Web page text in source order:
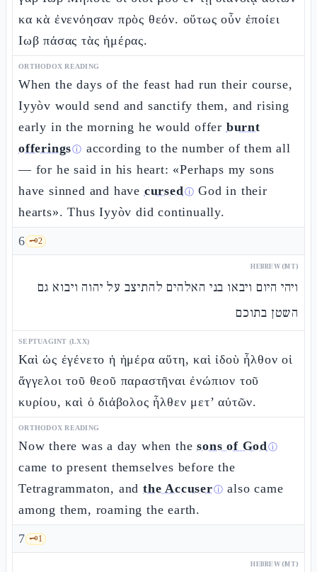
κα κὰ ἐνενόησαν πρὸς θεόν. οὕτως οὖν ἐποίει
Ιωβ πάσας τὰς ἡμέρας.
ORTHODOX READING
When the days of the feast had run their course,
Iyyòv would send and sanctify them, and rising
early in the morning he would offer burnt
offeringsⓘ according to the number of them all
— for he said in his heart: «Perhaps my sons
have sinned and have cursedⓘ God in their
hearts». Thus Iyyòv did continually.
6 🗝️2
HEBREW (MT)
ויהי היום ויבאו בני האלהים להתיצב על יהוה ויבוא גם
השטן בתוכם
SEPTUAGINT (LXX)
Καὶ ὡς ἐγένετο ἡ ἡμέρα αὕτη, καὶ ἰδοὺ ἦλθον οἱ
ἄγγελοι τοῦ θεοῦ παραστῆναι ἐνώπιον τοῦ
κυρίου, καὶ ὁ διάβολος ἦλθεν μετ’ αὐτῶν.
ORTHODOX READING
Now there was a day when thesons of Godⓘ
came to present themselves before the
Tetragrammaton, andthe Accuserⓘ also came
among them, roaming the earth.
7 🗝️1
HEBREW (MT)